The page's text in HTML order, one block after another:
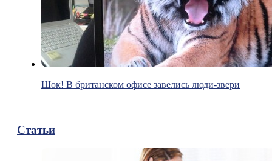
Шок! В британском офисе завелись люди-звери
Статьи